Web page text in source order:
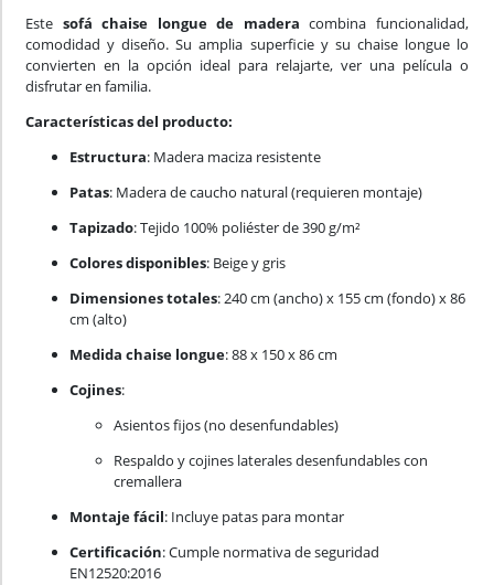
Este sofá chaise longue de madera combina funcionalidad,
comodidad y diseño. Su amplia superficie y su chaise longue lo
convierten en la opción ideal para relajarte, ver una película o
disfrutar en familia.
Características del producto:
Estructura: Madera maciza resistente
Patas: Madera de caucho natural (requieren montaje)
Tapizado: Tejido 100% poliéster de 390 g/m²
Colores disponibles: Beige y gris
Dimensiones totales: 240 cm (ancho) x 155 cm (fondo) x 86
cm (alto)
Medida chaise longue: 88 x 150 x 86 cm
Cojines:
Asientos fijos (no desenfundables)
Respaldo y cojines laterales desenfundables con
cremallera
Montaje fácil: Incluye patas para montar
Certificación: Cumple normativa de seguridad
EN12520:2016